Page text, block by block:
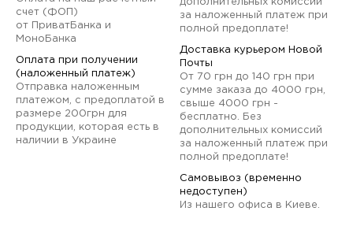
счет (ФОП)
от ПриватБанка и
МоноБанка
Оплата при получении
(наложенный платеж)
Отправка наложенным
платежом, с предоплатой в
размере 200грн для
продукции, которая есть в
наличии в Украине
дополнительных комиссий
за наложенный платеж при
полной предоплате!
Доставка курьером Новой
Почты
От 70 грн до 140 грн при
сумме заказа до 4000 грн,
свыше 4000 грн -
бесплатно. Без
дополнительных комиссий
за наложенный платеж при
полной предоплате!
Самовывоз (временно
недоступен)
Из нашего офиса в Киеве.